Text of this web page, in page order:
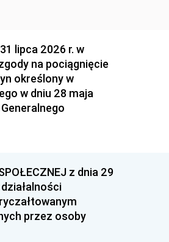
lipca 2026 r. w
na pociągnięcie
określony w
w dniu 28 maja
z dnia 29
przez osoby